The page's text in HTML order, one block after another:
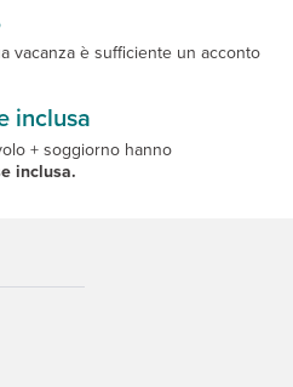
vacanza è sufficiente un acconto
inclusa
+ soggiorno hanno
inclusa.